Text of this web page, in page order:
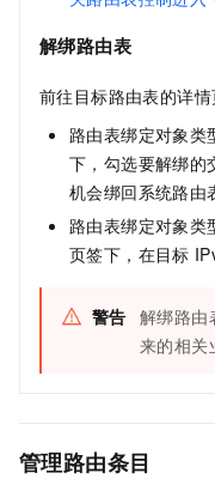
解绑路由表
前往目标路由表的详情
路由表绑定对象类
下，勾选要解绑的
机会绑回系统路由
路由表绑定对象类
页签下，在目标
警告 解绑路由
来的相关
管理路由条目